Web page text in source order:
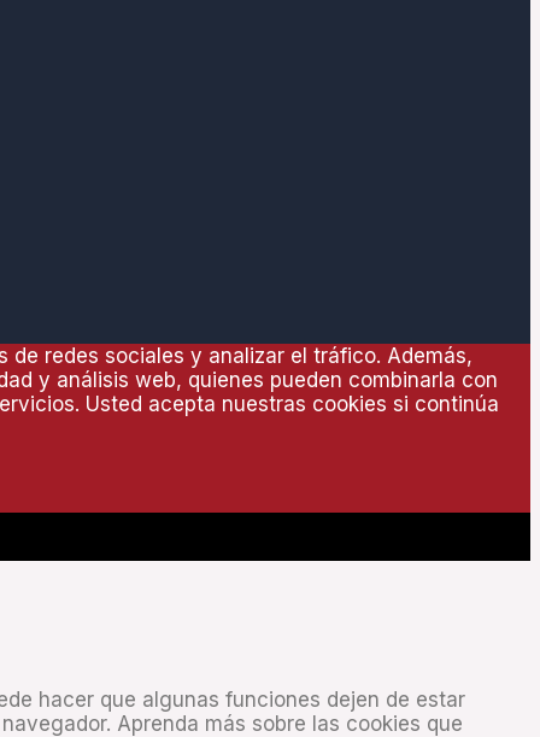
redes sociales y analizar el tráfico. Además,
y análisis web, quienes pueden combinarla con
Usted acepta nuestras cookies si continúa
hacer que algunas funciones dejen de estar
Aprenda más sobre las cookies que